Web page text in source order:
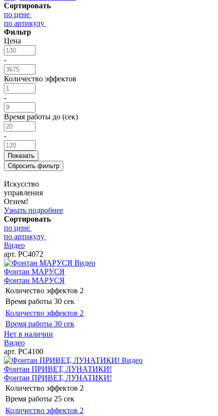
Сортировать
по цене
по артикулу
Фильтр
Цена
-
Количество эффектов
-
Время работы до (сек)
-
Искусство
управления
Огнем!
Узнать подробнее
Сортировать
по цене
по артикулу
Видео
арт. РС4072
Видео
Фонтан МАРУСЯ
Фонтан МАРУСЯ
Количество эффектов 2
Время работы 30 сек
Количество эффектов 2
Время работы 30 сек
Нет в наличии
Видео
арт. РС4100
Видео
Фонтан ПРИВЕТ, ЛУНАТИКИ!
Фонтан ПРИВЕТ, ЛУНАТИКИ!
Количество эффектов 2
Время работы 25 сек
Количество эффектов 2